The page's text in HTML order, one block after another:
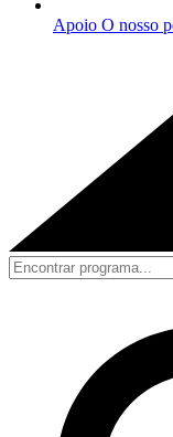
Apoio O nosso